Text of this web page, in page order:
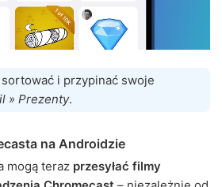
i przypinać swoje
» Prezenty.
na Androidzie
mogą teraz przesyłać filmy